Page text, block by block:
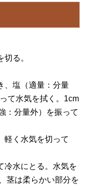
る。
、塩（適量：分量
て水気を拭く。1cm
：分量外）を振って
軽く水気を切って
冷水にとる。水気を
茎は柔らかい部分を